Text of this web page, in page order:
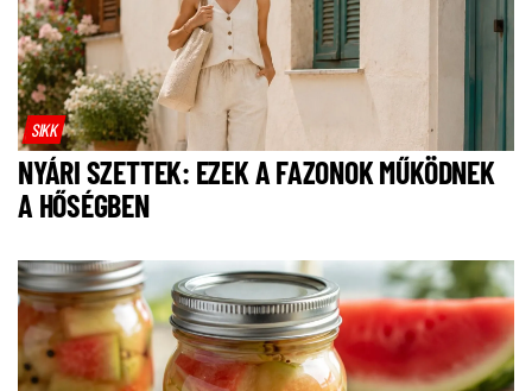
SIKK
NYÁRI SZETTEK: EZEK A FAZONOK MŰKÖDNEK
A HŐSÉGBEN